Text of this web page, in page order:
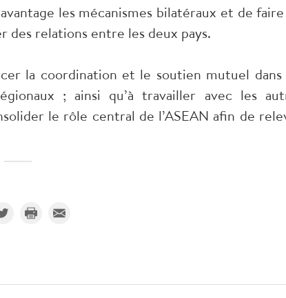
les mécanismes bilatéraux et de
relations entre les deux pays.
la coordination et le soutien mutuel dans
; ainsi qu’à travailler avec les
le rôle central de l’ASEAN afin de